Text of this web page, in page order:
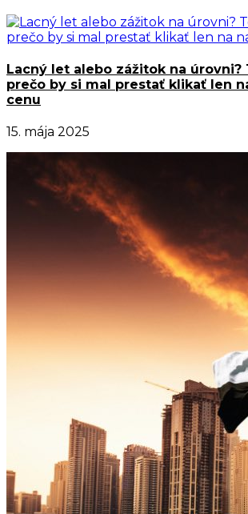
Lacný let alebo zážitok na
prečo by si mal prestať klikať len
cenu
15. mája 2025